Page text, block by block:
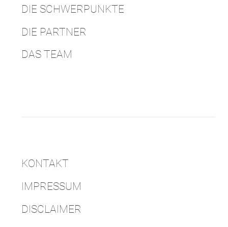
DIE SCHWERPUNKTE
DIE PARTNER
DAS TEAM
KONTAKT
IMPRESSUM
DISCLAIMER